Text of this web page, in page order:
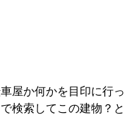
屋か何かを目印に行っ
検索してこの建物？と